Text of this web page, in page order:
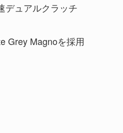
デュアルクラッチ
Grey Magnoを採用